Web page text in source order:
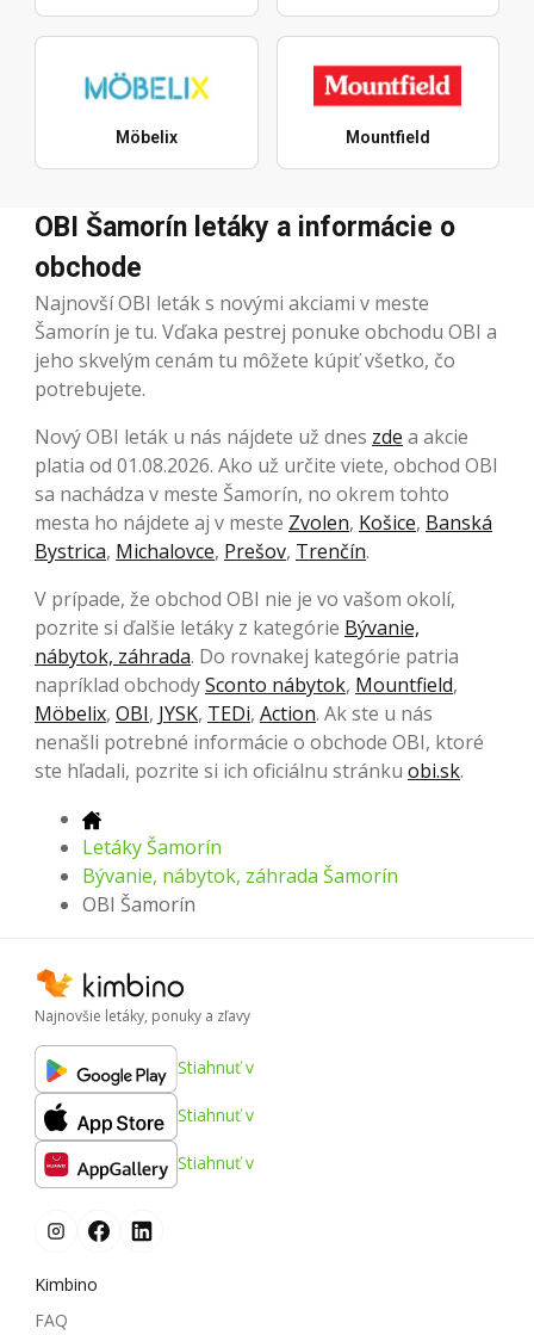
Möbelix Mountfield
OBI Šamorín letáky a informácie o
obchode
Najnovší OBI leták s novými akciami v meste
Šamorín je tu. Vďaka pestrej ponuke obchodu OBI a
jeho skvelým cenám tu môžete kúpiť všetko, čo
potrebujete.
Nový OBI leták u nás nájdete už dnes zde a akcie
platia od 01.08.2026. Ako už určite viete, obchod OBI
sa nachádza v meste Šamorín, no okrem tohto
mesta ho nájdete aj v meste Zvolen, Košice, Banská
Bystrica, Michalovce, Prešov, Trenčín.
V prípade, že obchod OBI nie je vo vašom okolí,
pozrite si ďalšie letáky z kategórie Bývanie,
nábytok, záhrada. Do rovnakej kategórie patria
napríklad obchodySconto nábytok, Mountfield,
Möbelix, OBI, JYSK, TEDi, Action. Ak ste u nás
nenašli potrebné informácie o obchode OBI, ktoré
ste hľadali, pozrite si ich oficiálnu stránku obi.sk.
Letáky Šamorín
Bývanie, nábytok, záhrada Šamorín
OBI Šamorín
Najnovšie letáky, ponuky a zľavy
Stiahnuť v
Stiahnuť v
Stiahnuť v
Kimbino
FAQ